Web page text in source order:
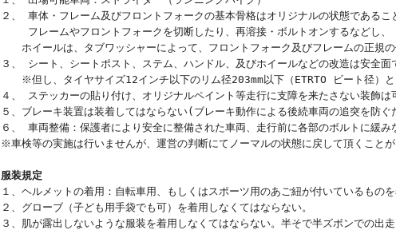
２、 車体・フレーム及びフロントフォークの基本骨格はオリジナルの状態であるこ
フレームやフロントフォークを切断したり、再溶接・ボルトオンするなどし、
ホイールは、タブワッシャーによって、フロントフォーク及びフレームの正規の
３、 シート、シートポスト、ステム、ハンドル、及びホイールなどの改造は安全面
※但し、タイヤサイズ12インチ以下のリム径203mm以下（ETRTO ビート径）と
４、 ステッカーの貼り付け、オリジナルペイント等走行に支障を来たさない装飾は
５、ブレーキ装置は装着してはならない(ブレーキ動作による後続車両の追突を防ぐ
６、 車両整備：保護者により安全に整備された車両、走行前に各部のボルトに緩み
※車検等の実施は行いませんが、運営の判断にてノーマルの状態に戻して頂くことが
服装規定
１、ヘルメットの着用：自転車用、もしくはスポーツ用のあご紐が付いているもの
２、グローブ（子ども用手袋でも可）を着用しなくてはならない。
３、肌が露出しないような服装を着用しなくてはならない。半そで半ズボンでの出走